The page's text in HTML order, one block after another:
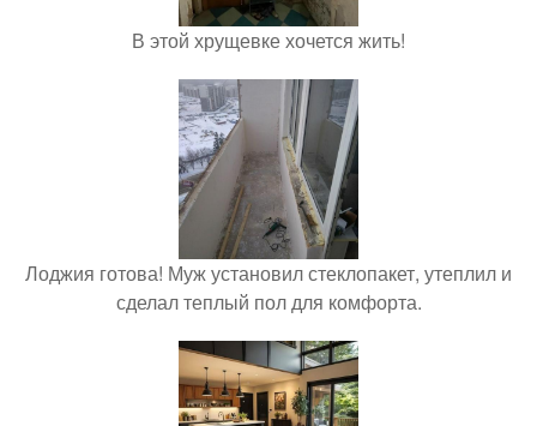
В этой хрущевке хочется жить!
Лоджия готова! Муж установил стеклопакет, утеплил и
сделал теплый пол для комфорта.